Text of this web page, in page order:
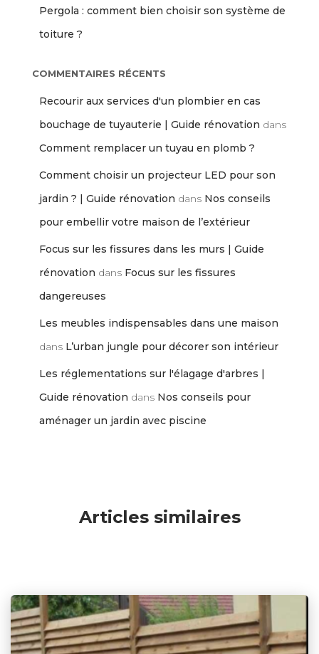
Pergola : comment bien choisir son système de
toiture ?
COMMENTAIRES RÉCENTS
Recourir aux services d'un plombier en cas
bouchage de tuyauterie | Guide rénovation dans
Comment remplacer un tuyau en plomb ?
Comment choisir un projecteur LED pour son
jardin ? | Guide rénovation dans Nos conseils
pour embellir votre maison de l’extérieur
Focus sur les fissures dans les murs | Guide
rénovation dans Focus sur les fissures
dangereuses
Les meubles indispensables dans une maison
dans L’urban jungle pour décorer son intérieur
Les réglementations sur l'élagage d'arbres |
Guide rénovation dans Nos conseils pour
aménager un jardin avec piscine
Articles similaires